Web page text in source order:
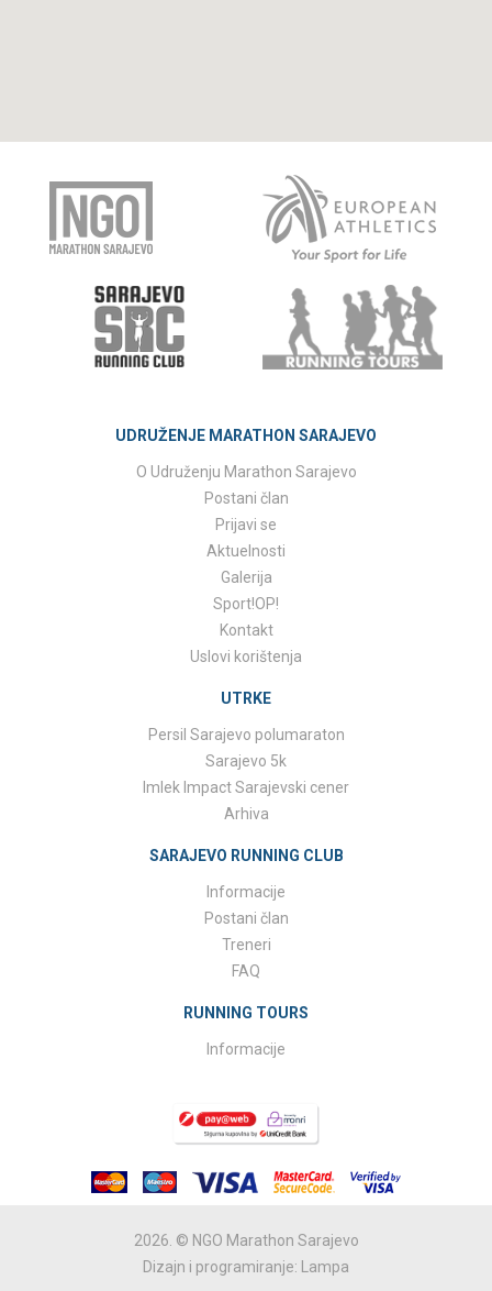
UDRUŽENJE MARATHON SARAJEVO
O Udruženju Marathon Sarajevo
Postani član
Prijavi se
Aktuelnosti
Galerija
Sport!OP!
Kontakt
Uslovi korištenja
UTRKE
Persil Sarajevo polumaraton
Sarajevo 5k
Imlek Impact Sarajevski cener
Arhiva
SARAJEVO RUNNING CLUB
Informacije
Postani član
Treneri
FAQ
RUNNING TOURS
Informacije
2026. © NGO Marathon Sarajevo
Dizajn i programiranje: Lampa